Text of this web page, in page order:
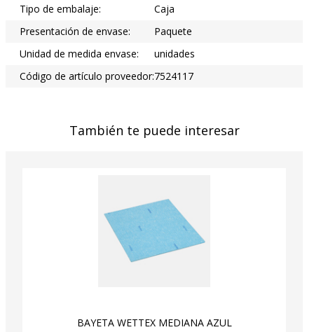
Tipo de embalaje:
Caja
Presentación de envase:
Paquete
Unidad de medida envase:
unidades
Código de artículo proveedor:7524117
También te puede interesar
BAYETA WETTEX MEDIANA AZUL